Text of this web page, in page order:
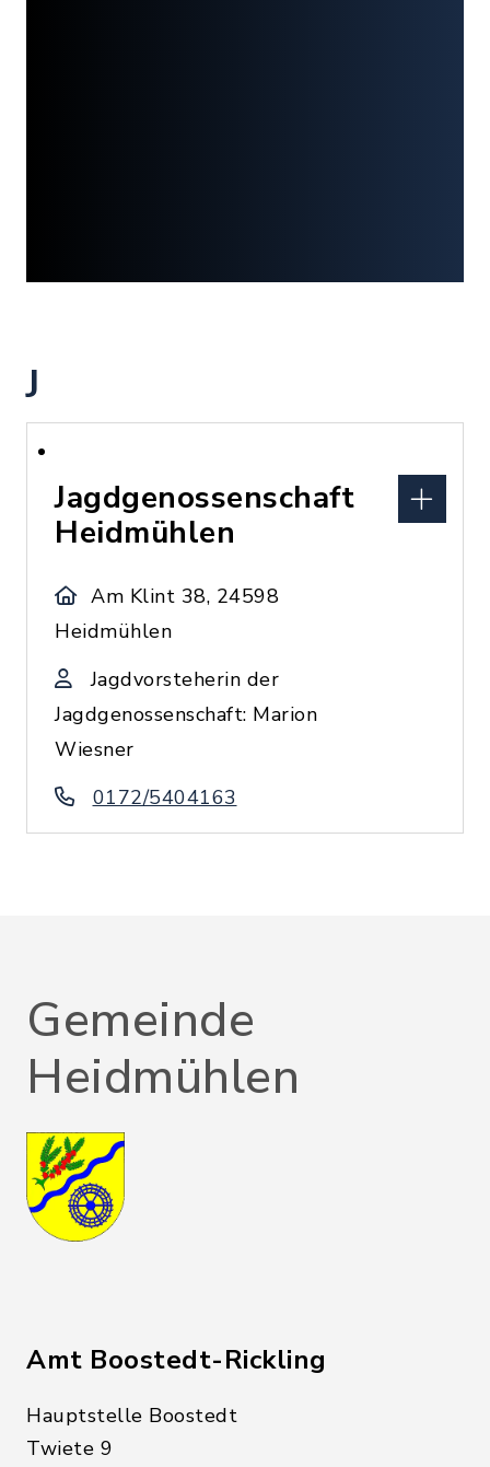
J
Jagdgenossenschaft
Heidmühlen
Am Klint 38, 24598
Heidmühlen
Jagdvorsteherin der
Jagdgenossenschaft: Marion
Wiesner
0172/5404163
Gemeinde
Heidmühlen
Amt Boostedt-Rickling
Hauptstelle Boostedt
Twiete 9